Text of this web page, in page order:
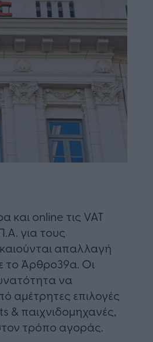
και online τις VAT
για τους
απαλλαγή
το Άρθρο39α. Οι
να
αμέτρητες επιλογές
& παιχνιδομηχανές,
τρόπο αγοράς.